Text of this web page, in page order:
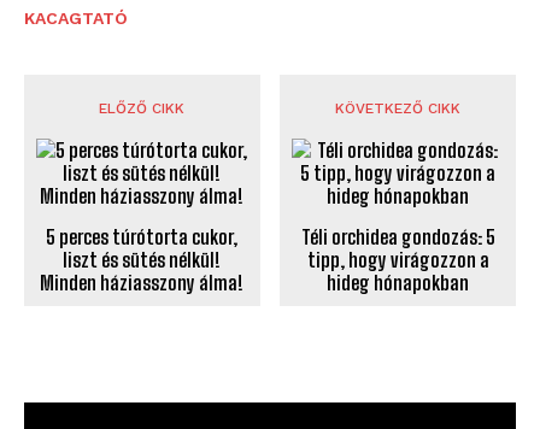
KACAGTATÓ
ELŐZŐ CIKK
5 perces túrótorta cukor,
liszt és sütés nélkül!
Minden háziasszony álma!
KÖVETKEZŐ CIKK
Téli orchidea gondozás: 5
tipp, hogy virágozzon a
hideg hónapokban
NÉPSZERŰ CIKKEK